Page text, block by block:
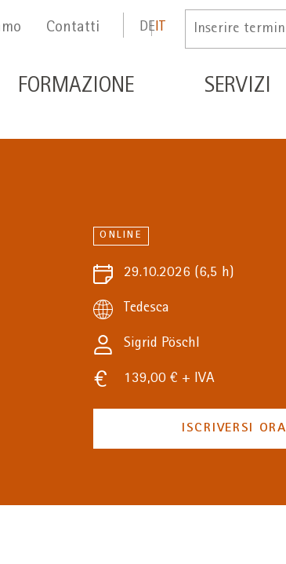
Contatti DEIT
Inserire
ricerca
de
FORMAZIONE SERVIZI
ONLINE
29.10.2026 (6,5 h)
Tedesca
Sigrid Pöschl
139,00 € + IVA
ISCRIVERSI ORA